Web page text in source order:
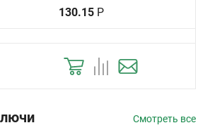
130.15 Р
Смотреть все